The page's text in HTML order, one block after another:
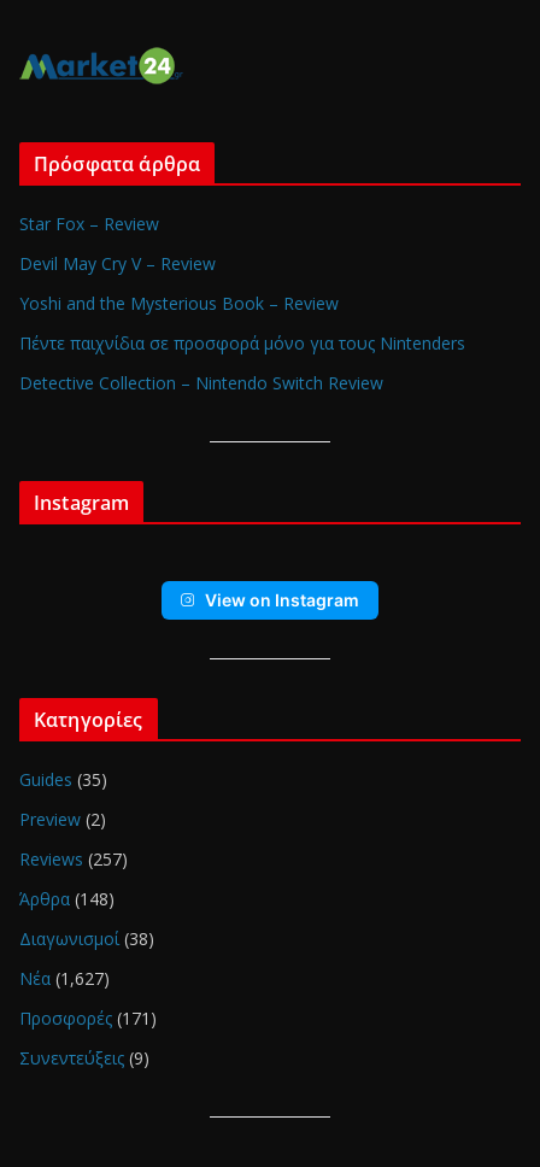
Πρόσφατα άρθρα
Star Fox – Review
Devil May Cry V – Review
Yoshi and the Mysterious Book – Review
Πέντε παιχνίδια σε προσφορά μόνο για τους Nintenders
Detective Collection – Nintendo Switch Review
Instagram
View on Instagram
Κατηγορίες
Guides (35)
Preview (2)
Reviews (257)
Άρθρα (148)
Διαγωνισμοί(38)
Νέα (1,627)
Προσφορές (171)
Συνεντεύξεις (9)